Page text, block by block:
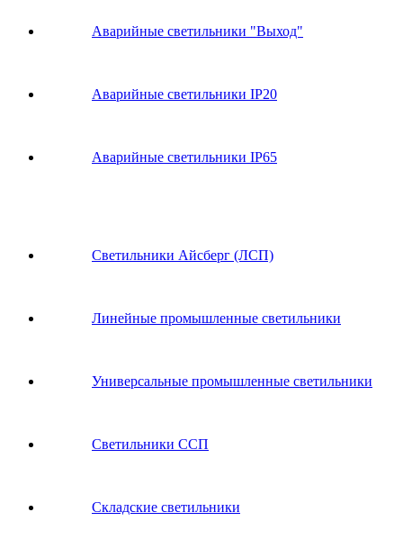
Аварийные светильники "Выход"
Аварийные светильники IP20
Аварийные светильники IP65
Светильники Айсберг (ЛСП)
Линейные промышленные светильники
Универсальные промышленные светильники
Светильники ССП
Складские светильники